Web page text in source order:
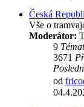
Česká
Vše o
Moderátor:
9
3671
od